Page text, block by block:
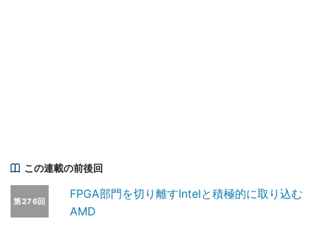
この連載の前後回
第276回
FPGA部門を切り離すIntelと積極的に取り込む
AMD